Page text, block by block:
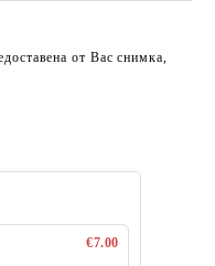
от Вас снимка,
€7.00